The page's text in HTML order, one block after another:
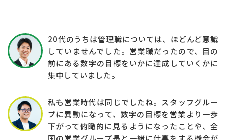
20代のうちは管理職については、ほどんど意識
していませんでした。営業職だったので、目の
前にある数字の目標をいかに達成していくかに
集中していました。
私も営業時代は同じでしたね。スタッフグルー
プに異動になって、数字の目標を営業より一歩
下がって俯瞰的に見るようになったことや、全